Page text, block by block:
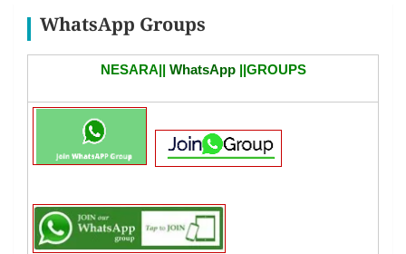
WhatsApp Groups
NESARA|| WhatsApp||GROUPS